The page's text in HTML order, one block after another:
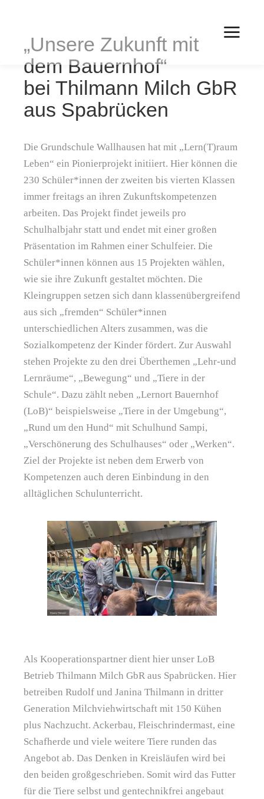
„Unsere Zukunft mit
dem Bauernhof“
bei Thilmann Milch GbR
aus Spabrücken
Die Grundschule Wallhausen hat mit „Lern(T)raum
Leben“ ein Pionierprojekt initiiert. Hier können die
230 Schüler*innen der zweiten bis vierten Klassen
immer freitags an ihren Zukunftskompetenzen
arbeiten. Das Projekt findet jeweils pro
Schulhalbjahr statt und endet mit einer großen
Präsentation im Rahmen einer Schulfeier. Die
Schüler*innen können aus 15 Projekten wählen,
wie sie ihre Zukunft gestaltet möchten. Die
Kleingruppen setzen sich dann klassenübergreifend
aus sich „fremden“ Schüler*innen
unterschiedlichen Alters zusammen, was die
Sozialkompetenz der Kinder fördert. Zur Auswahl
stehen Projekte zu den drei Überthemen „Lehr-und
Lernräume“, „Bewegung“ und „Tiere in der
Schule“. Dazu zählt neben „Lernort Bauernhof
(LoB)“ beispielsweise „Tiere in der Umgebung“,
„Rund um den Hund“ mit Schulhund Sampi,
„Verschönerung des Schulhauses“ oder „Werken“.
Ziel der Projekte ist neben dem Erwerb von
Kompetenzen auch deren Einbindung in den
alltäglichen Schulunterricht.
Als Kooperationspartner dient hier unser LoB
Betrieb Thilmann Milch GbR aus Spabrücken. Hier
betreiben Rudolf und Janina Thilmann in dritter
Generation Milchviehwirtschaft mit 150 Kühen
plus Nachzucht. Ackerbau, Fleischrindermast, eine
Schafherde und viele weitere Tiere runden das
Angebot ab. Das Denken in Kreisläufen wird bei
den beiden großgeschrieben. Somit wird das Futter
für die Tiere selbst und gentechnikfrei angebaut